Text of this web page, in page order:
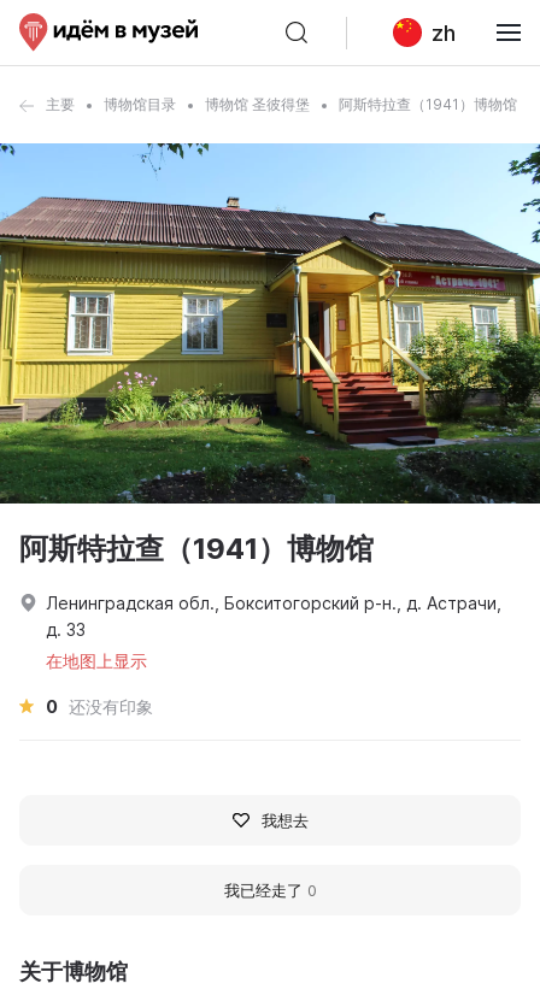
zh
主要 博物馆目录 博物馆 圣彼得堡 阿斯特拉查（1941）博物馆
关于博物馆
阿斯特拉查（1941）博物馆
Ленинградская обл., Бокситогорский р-н., д. Астрачи,
д. 33
在地图上显示
0 还没有印象
我想去
我已经走了 0